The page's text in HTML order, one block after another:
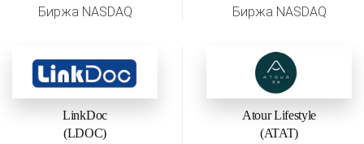
Биржа NASDAQ
Биржа NASDAQ
LinkDoc
(LDOC)
Atour Lifestyle
(ATAT)